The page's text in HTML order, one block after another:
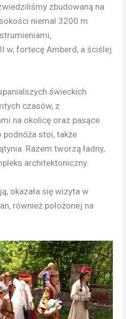
zbudowaną na
niemal 3200 m
w, fortecę Amberd, a ściślej
świeckich
czasów, z
na okolicę oraz pasące
podnóża stoi, także
Razem tworzą ładny,
architektoniczny.
okazała się wizyta w
również położonej na